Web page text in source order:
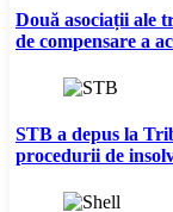
Două asociații ale
de compensare a
STB a depus la
procedurii de